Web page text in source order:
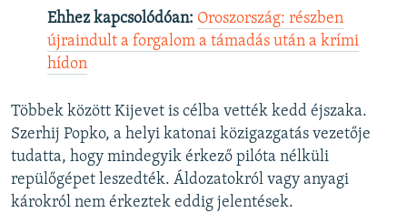
Ehhez kapcsolódóan: Oroszország: részben
újraindult a forgalom a támadás után a krími
hídon
Többek között Kijevet is célba vették kedd éjszaka.
Szerhij Popko, a helyi katonai közigazgatás vezetője
tudatta, hogy mindegyik érkező pilóta nélküli
repülőgépet leszedték. Áldozatokról vagy anyagi
károkról nem érkeztek eddig jelentések.